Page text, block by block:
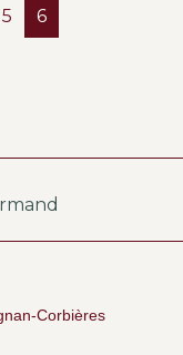
5 6
Corbières